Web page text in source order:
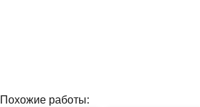
Похожие работы: